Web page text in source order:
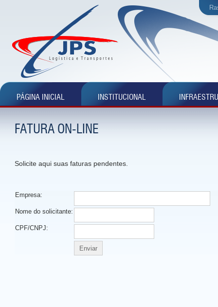
PÁGINA INICIAL INSTITUCIONAL
FATURA ON-LINE
Solicite aqui suas faturas pendentes.